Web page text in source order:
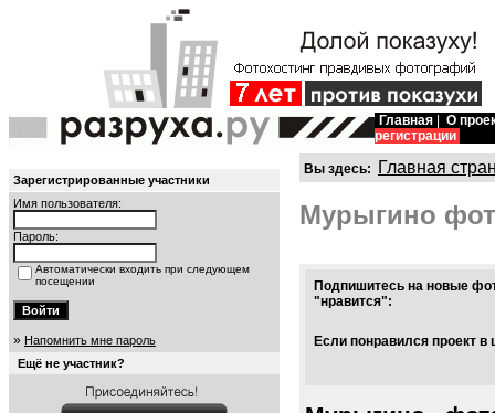
Главная
О
регистрации
Зарегистрированные участники
Имя пользователя:
Пароль:
Автоматически входить при следующем
посещении
» Напомнить мне пароль
Ещё не участник?
Вы здесь: Главная
Мурыгино
Подпишитесь на новые
"нравится":
Если понравился проект